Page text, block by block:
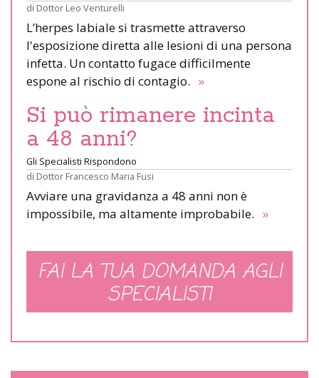
di Dottor Leo Venturelli
L’herpes labiale si trasmette attraverso
l'esposizione diretta alle lesioni di una persona
infetta. Un contatto fugace difficilmente
espone al rischio di contagio. »
Si può rimanere incinta
a 48 anni?
Gli Specialisti Rispondono
di Dottor Francesco Maria Fusi
Avviare una gravidanza a 48 anni non è
impossibile, ma altamente improbabile. »
FAI LA TUA DOMANDA AGLI
SPECIALISTI